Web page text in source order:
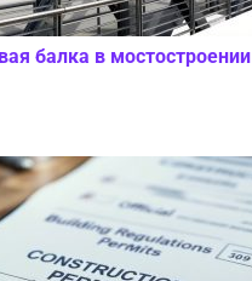
балка в мостостроении